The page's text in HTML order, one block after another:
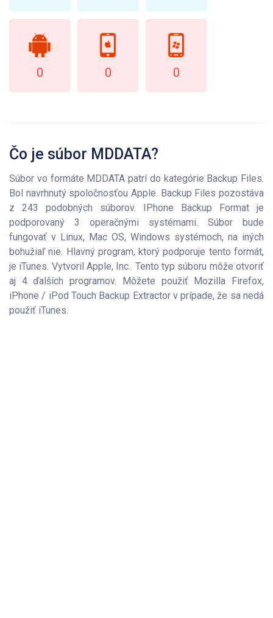
0 0 0
Čo je súbor MDDATA?
Súbor vo formáte MDDATA patrí do kategórie Backup Files.
Bol navrhnutý spoločnosťou Apple. Backup Files pozostáva
z 243 podobných súborov. IPhone Backup Format je
podporovaný 3 operačnými systémami. Súbor bude
fungovať v Linux, Mac OS, Windows systémoch, na iných
bohužiaľ nie. Hlavný program, ktorý podporuje tento formát,
je iTunes. Vytvoril Apple, Inc.. Tento typ súboru môže otvoriť
aj 4 ďalších programov. Môžete použiť Mozilla Firefox,
iPhone / iPod Touch Backup Extractor v prípade, že sa nedá
použiť iTunes.